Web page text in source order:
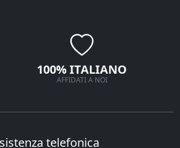
100% ITALIANO
AFFIDATI A NOI
telefonica